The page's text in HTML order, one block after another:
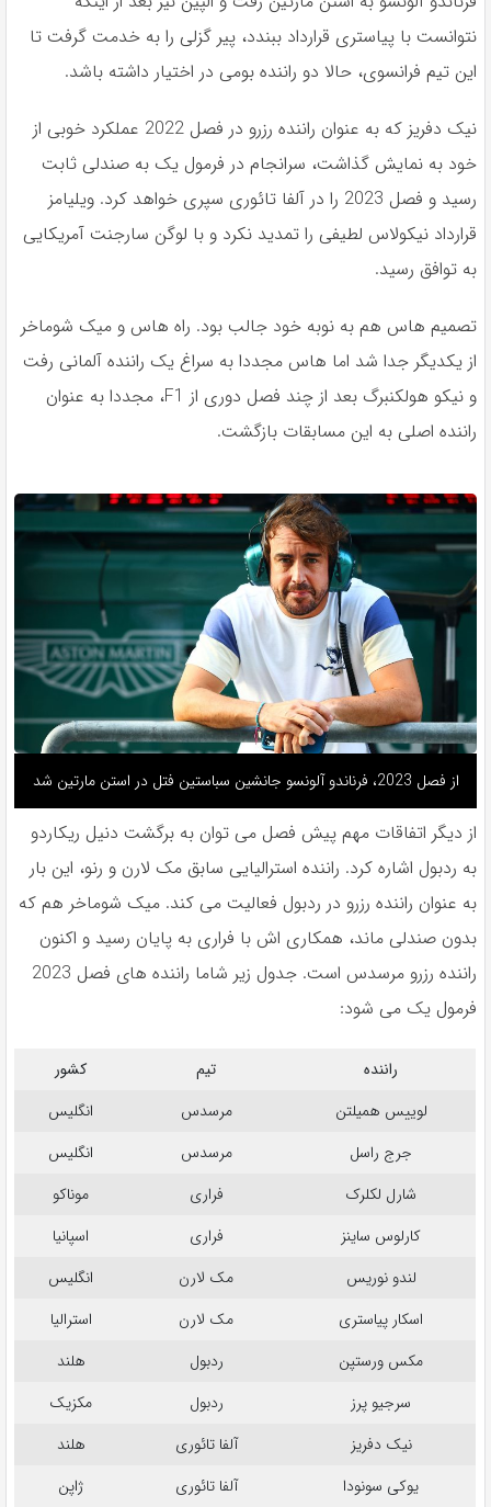
نتوانست با پياسترى قرارداد ببندد، پير گزلى را به خدمت گرفت تا
اين تيم فرانسوى، حالا دو راننده بومى در اختيار داشته باشد.
نيک دفريز كه به عنوان راننده رزرو در فصل 2022 عملكرد خوبى از
خود به نمايش گذاشت، سرانجام در فرمول يک به صندلى ثابت
رسيد و فصل 2023 را در آلفا تائورى سپرى خواهد كرد. ويليامز
قرارداد نيكولاس لطيفى را تمديد نكرد و با لوگن سارجنت آمريكايى
به توافق رسيد.
تصميم هاس هم به نوبه خود جالب بود. راه هاس و ميک شوماخر
از يكديگر جدا شد اما هاس مجددا به سراغ يک راننده آلمانى رفت
و نيكو هولكنبرگ بعد از چند فصل دورى از F1، مجددا به عنوان
راننده اصلى به اين مسابقات بازگشت.
از فصل 2023، فرناندو آلونسو جانشین سباستین فتل در استن مارتین شد
از ديگر اتفاقات مهم پیش فصل مى توان به برگشت دنيل ريكاردو
به ردبول اشاره كرد. راننده استراليايى سابق مک لارن و رنو، اين بار
به عنوان راننده رزرو در ردبول فعاليت مى كند. ميک شوماخر هم كه
بدون صندلى ماند، همكارى اش با فرارى به پايان رسيد و اكنون
راننده رزرو مرسدس است. جدول زیر شاما راننده های فصل 2023
فرمول یک می شود:
راننده تیم
کشور
لوییس همیلتن
مرسدس
انگلیس
جرج راسل
مرسدس
انگلیس
شارل لکلرک
فراری
موناکو
کارلوس ساینز
فراری
اسپانیا
لندو نوریس
مک لارن
انگلیس
اسکار پیاستری
مک لارن
استرالیا
مکس ورستپن
ردبول
هلند
سرجیو پرز
ردبول
مکزیک
نیک دفریز
آلفا تائوری
هلند
یوکی سونودا
آلفا تائوری
ژاپن